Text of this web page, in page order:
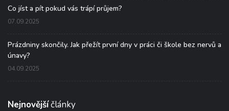
Co jíst a pít pokud vás trápí průjem?
07.09.2025
Prázdniny skončily. Jak přežít první dny v práci či škole bez nervů a
únavy?
04.09.2025
Nejnovějšíčlánky